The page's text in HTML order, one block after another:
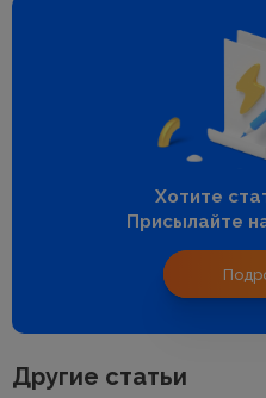
Хотите
Присылайте
Другие статьи